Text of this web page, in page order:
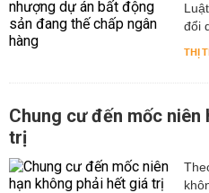
đổi
THỊ
Chung cư đến mốc niên
trị